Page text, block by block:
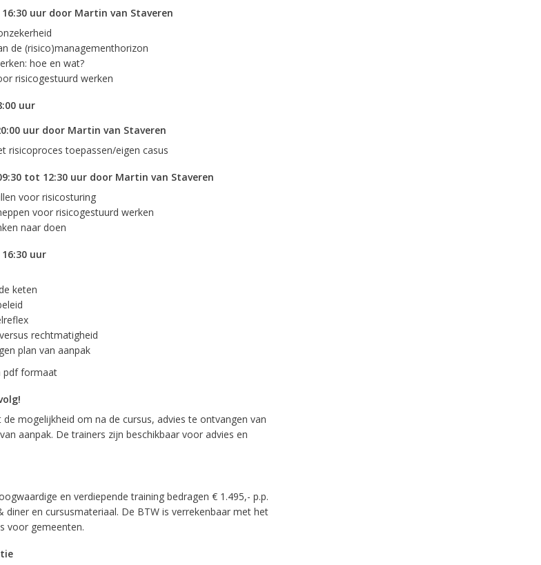
uur door Martin van Staveren
de (risico)managementhorizon
hoe en wat?
risicogestuurd werken
uur
uur door Martin van Staveren
risicoproces toepassen/eigen casus
tot 12:30 uur door Martin van Staveren
voor risicosturing
voor risicogestuurd werken
naar doen
uur
keten
rechtmatigheid
plan van aanpak
formaat
mogelijkheid om na de cursus, advies te ontvangen van
aanpak. De trainers zijn beschikbaar voor advies en
en verdiepende training bedragen € 1.495,- p.p.
diner en cursusmateriaal. De BTW is verrekenbaar met het
voor gemeenten.